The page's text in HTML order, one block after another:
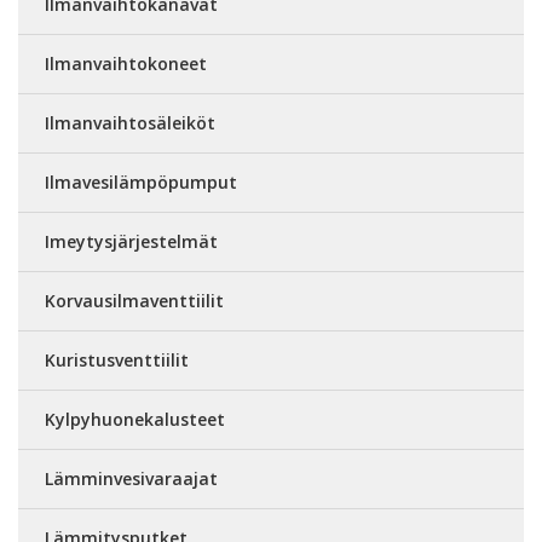
Ilmanvaihtokoneet
Ilmanvaihtosäleiköt
Ilmavesilämpöpumput
Imeytysjärjestelmät
Korvausilmaventtiilit
Kuristusventtiilit
Kylpyhuonekalusteet
Lämminvesivaraajat